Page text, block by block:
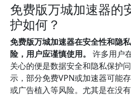
免费版万城加速器的
护如何？
免费版万城加速器在安全性和隐
险，用户应谨慎使用。
许多用户
关心的便是数据安全和隐私保护
示，部分免费VPN或加速器可能
或广告植入等风险。尤其是在没